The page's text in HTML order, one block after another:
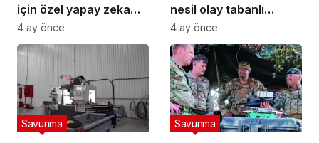
için özel yapay zeka
robotu “VictorBot”u
tanıttı
4 ay önce
nesil olay tabanlı
kızılötesi kamera
4 ay önce
Savunma Savunma